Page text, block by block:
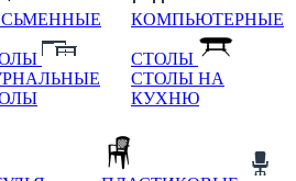
КОМПЬЮТЕРНЫЕ
СТОЛЫ
СТОЛЫ НА
КУХНЮ